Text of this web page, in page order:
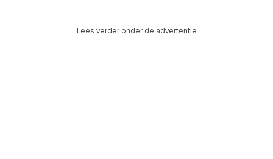
Lees verder onder de advertentie